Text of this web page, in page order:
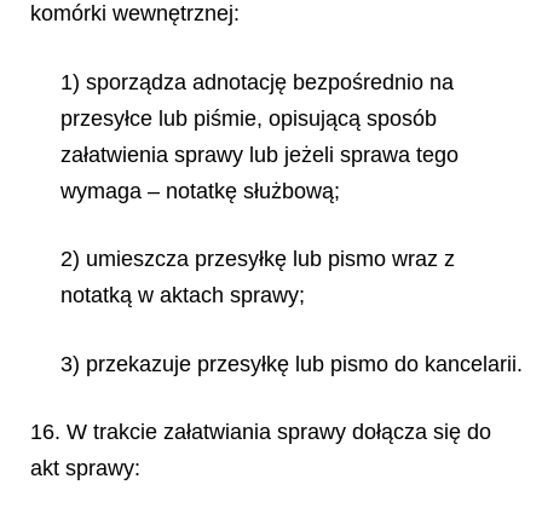
komórki wewnętrznej:
1) sporządza adnotację bezpośrednio na
przesyłce lub piśmie, opisującą sposób
załatwienia sprawy lub jeżeli sprawa tego
wymaga – notatkę służbową;
2) umieszcza przesyłkę lub pismo wraz z
notatką w aktach sprawy;
3) przekazuje przesyłkę lub pismo do kancelarii.
16. W trakcie załatwiania sprawy dołącza się do
akt sprawy: